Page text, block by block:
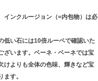
インクルージョン（=内包物）は必
低い石には10倍ルーペで確認いた
ざいます。ベーネ・ベーネでは宝
けよりも全体の色味、輝きなど宝
す。